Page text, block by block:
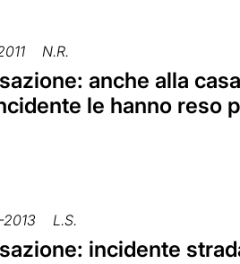
N.R.
anche alla
le hanno reso
L.S.
incidente